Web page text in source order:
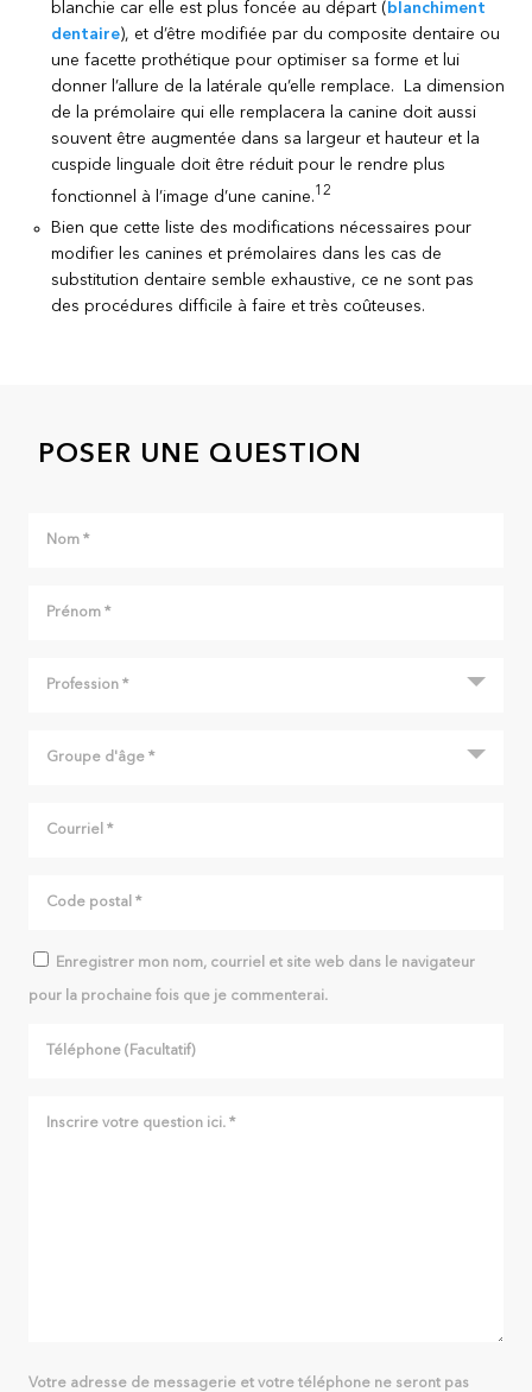
blanchie car elle est plus foncée au départ ( blanchiment
dentaire), et d’être modifiée par du composite dentaire ou
une facette prothétique pour optimiser sa forme et lui
donner l’allure de la latérale qu’elle remplace. La dimension
de la prémolaire qui elle remplacera la canine doit aussi
souvent être augmentée dans sa largeur et hauteur et la
cuspide linguale doit être réduit pour le rendre plus
fonctionnel à l’image d’une canine.12
Bien que cette liste des modifications nécessaires pour
modifier les canines et prémolaires dans les cas de
substitution dentaire semble exhaustive, ce ne sont pas
des procédures difficile à faire et très coûteuses.
POSER UNE QUESTION
Enregistrer mon nom, courriel et site web dans le navigateur
pour la prochaine fois que je commenterai.
Votre adresse de messagerie et votre téléphone ne seront pas